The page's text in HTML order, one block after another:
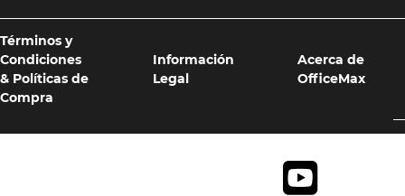
Términos y
Condiciones
& Políticas de
Compra
Información
Legal
Acerca de
OfficeMax